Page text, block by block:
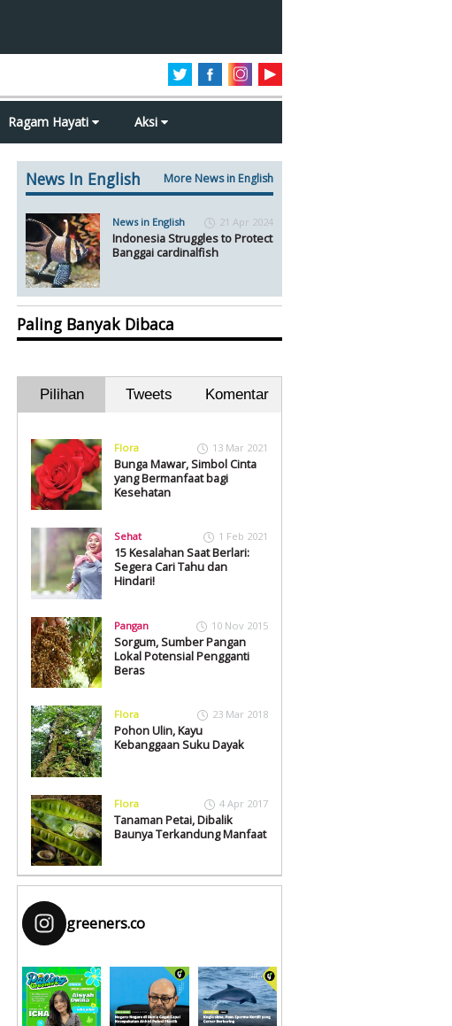
Ragam Hayati Aksi
News In English More News in English
News in English 21 Apr 2024
Indonesia Struggles to Protect
Banggai cardinalfish
Paling Banyak Dibaca
Pilihan Tweets Komentar
Flora 13 Mar 2021
Bunga Mawar, Simbol Cinta
yang Bermanfaat bagi
Kesehatan
Sehat 1 Feb 2021
15 Kesalahan Saat Berlari:
Segera Cari Tahu dan
Hindari!
Pangan 10 Nov 2015
Sorgum, Sumber Pangan
Lokal Potensial Pengganti
Beras
Flora 23 Mar 2018
Pohon Ulin, Kayu
Kebanggaan Suku Dayak
Flora 4 Apr 2017
Tanaman Petai, Dibalik
Baunya Terkandung Manfaat
greeners.co